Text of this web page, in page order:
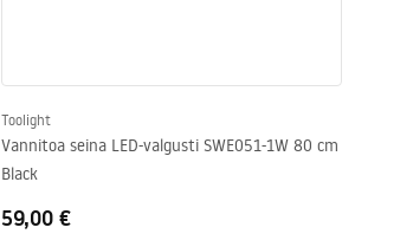
Toolight
Vannitoa seina LED-valgusti SWE051-1W 80 cm
Black
59,00 €